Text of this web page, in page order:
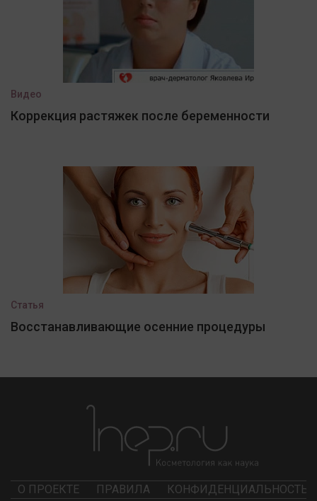
Видео
Коррекция растяжек после беременности
Статья
Восстанавливающие осенние процедуры
О ПРОЕКТЕ ПРАВИЛА КОНФИДЕНЦИАЛЬНОСТЬ